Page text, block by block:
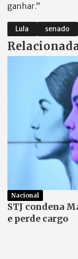
ganhar.”
Lula senado
Nacional
STJ condena
e perde cargo